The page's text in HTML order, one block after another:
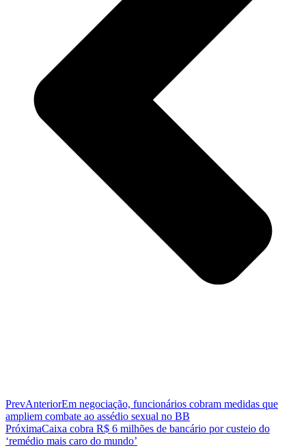
PrevAnteriorEm negociação, funcionários cobram medidas que
ampliem combate ao assédio sexual no BB
PróximaCaixa cobra R$ 6 milhões de bancário por custeio do
‘remédio mais caro do mundo’